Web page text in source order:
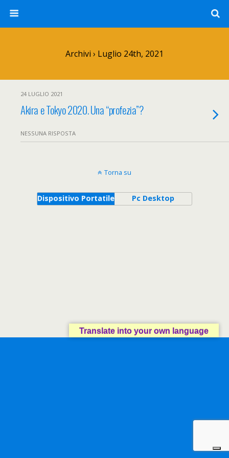
Archivi › Luglio 24th, 2021
24 LUGLIO 2021
Akira e Tokyo 2020. Una “profezia”?
NESSUNA RISPOSTA
Torna su
Dispositivo Portatile Pc Desktop
Translate into your own language